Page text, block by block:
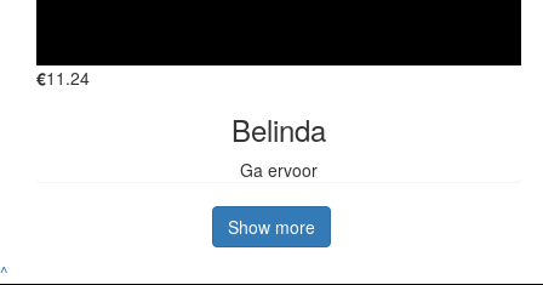
€11.24
Belinda
Ga ervoor
Show more
^